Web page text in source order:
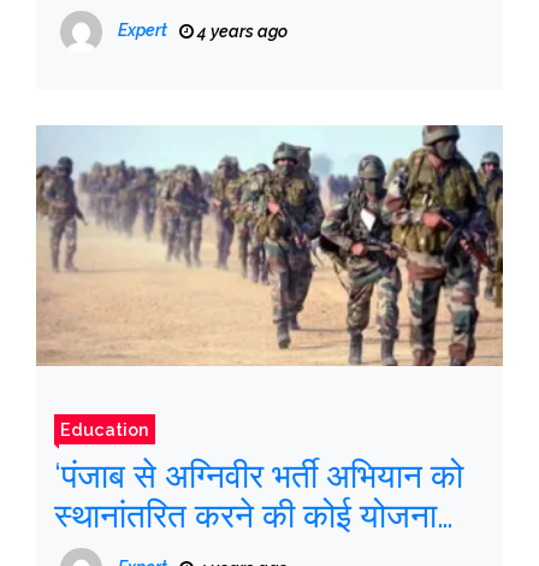
Expert 4 years ago
Education
‘पंजाब से अग्निवीर भर्ती अभियान को
स्थानांतरित करने की कोई योजना
नहीं,’ सेना का कहना है; मान ने